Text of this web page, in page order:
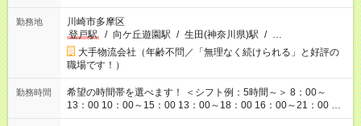
勤務地
川崎市多摩区
登戸駅
/ 向ケ丘遊園駅 / 生田(神奈川県)駅 / …
大手物流会社（年齢不問／「無理なく続けられる」と好評の
職場です！）
勤務時間
希望の時間帯を選べます！ ＜シフト例：5時間～＞ 8：00～
13：00 10：00～15：00 13：00～18：00 16：00～21：00 ＜
シフト例：8時間～＞ ・10：00～19：00 ・13：00～22：00 ・